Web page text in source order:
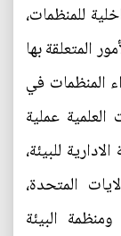
للمنظمات،
المتعلقة بها
المنظمات في
عملية
للبيئة،
المتحدة،
البيئة